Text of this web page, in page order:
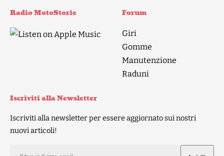
Radio MotoStorie Forum
Giri
Gomme
Manutenzione
Raduni
Iscriviti alla Newsletter
Iscriviti alla newsletter per essere aggiornato sui nostri
nuovi articoli!